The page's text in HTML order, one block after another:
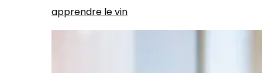
apprendre le vin